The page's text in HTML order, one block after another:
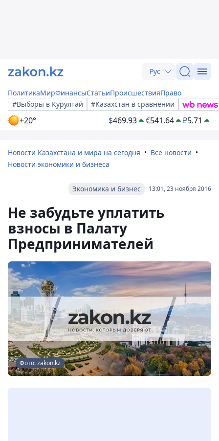
Рус
ПолитикаМирФинансыСтатьиПроисшествияПраво
#Выборы в Курултай
#Казахстан в сравнении
+20° $469.93 €541.64 ₽5.71
Новости Казахстана и мира на сегодня
Все новости
Новости экономики и бизнеса
13:01, 23 ноября 2016
Экономика и бизнес
Не забудьте уплатить
взносы в Палату
Предпринимателей
Фото: zakon.kz